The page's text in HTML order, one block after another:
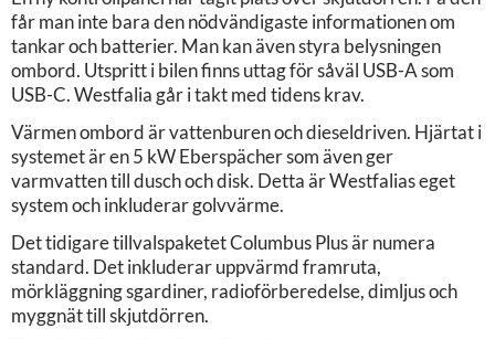
får man inte bara den nödvändigaste informationen om
tankar och batterier. Man kan även styra belysningen
ombord. Utspritt i bilen finns uttag för såväl USB-A som
USB-C. Westfalia går i takt med tidens krav.
Värmen ombord är vattenburen och dieseldriven. Hjärtat i
systemet är en 5 kW Eberspächer som även ger
varmvatten till dusch och disk. Detta är Westfalias eget
system och inkluderar golvvärme.
Det tidigare tillvalspaketet Columbus Plus är numera
standard. Det inkluderar uppvärmd framruta,
mörkläggning sgardiner, radioförberedelse, dimljus och
myggnät till skjutdörren.